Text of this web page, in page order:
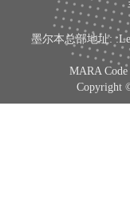
墨尔本总部地址:
MARA
Copyright